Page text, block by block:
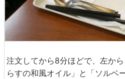
注文してから8分ほどで、左か
らすの和風オイル」と「ソルベ